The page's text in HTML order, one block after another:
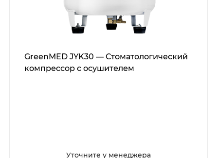
GreenMED JYK30 — Стоматологический
компрессор с осушителем
Уточните у менеджера